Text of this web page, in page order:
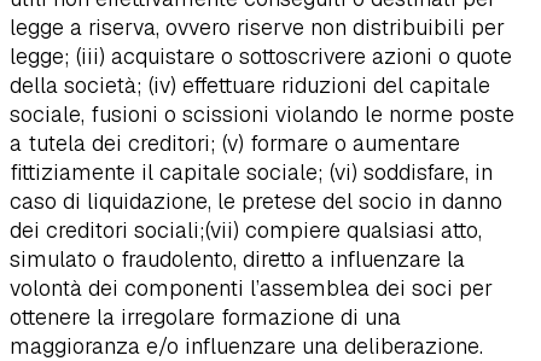
legge a riserva, ovvero riserve non distribuibili per
legge; (iii) acquistare o sottoscrivere azioni o quote
della società; (iv) effettuare riduzioni del capitale
sociale, fusioni o scissioni violando le norme poste
a tutela dei creditori; (v) formare o aumentare
fittiziamente il capitale sociale; (vi) soddisfare, in
caso di liquidazione, le pretese del socio in danno
dei creditori sociali;(vii) compiere qualsiasi atto,
simulato o fraudolento, diretto a influenzare la
volontà dei componenti l’assemblea dei soci per
ottenere la irregolare formazione di una
maggioranza e/o influenzare una deliberazione.